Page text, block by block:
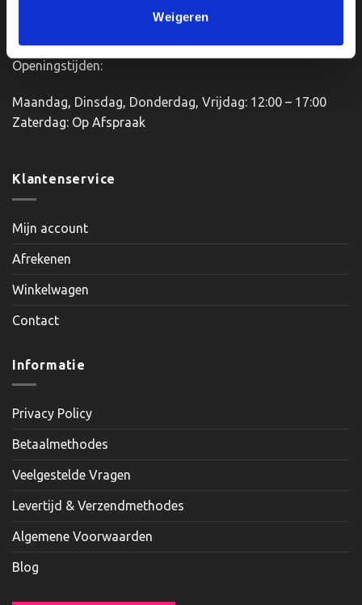
Weigeren
Openingstijden:
Maandag, Dinsdag, Donderdag, Vrijdag: 12:00 – 17:00
Zaterdag: Op Afspraak
Klantenservice
Mijn account
Afrekenen
Winkelwagen
Contact
Informatie
Privacy Policy
Betaalmethodes
Veelgestelde Vragen
Levertijd & Verzendmethodes
Algemene Voorwaarden
Blog